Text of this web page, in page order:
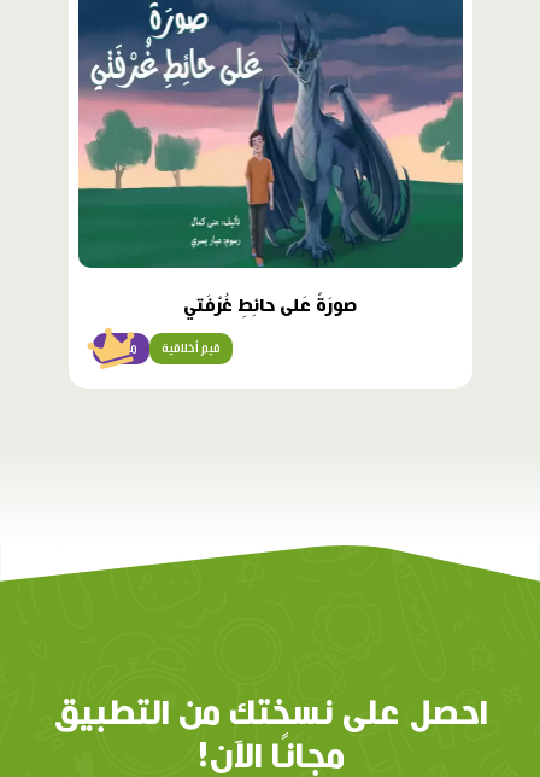
صورَةٌ عَلى حائِطِ غُرْفَتي
متقدّم قيم أخلاقية
احصل على نسختك من التطبيق
مجانًا الآن!